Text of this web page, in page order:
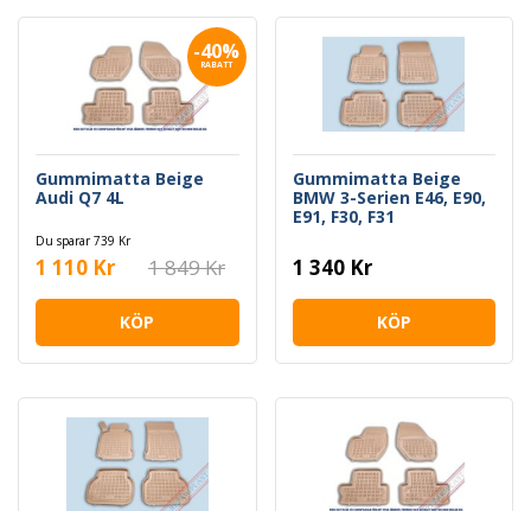
-40%
RABATT
Gummimatta Beige
Audi Q7 4L
Du sparar 739 Kr
1 110 Kr 1 849 Kr
KÖP
Gummimatta Beige
BMW 3-Serien E46, E90,
E91, F30, F31
1 340 Kr
KÖP